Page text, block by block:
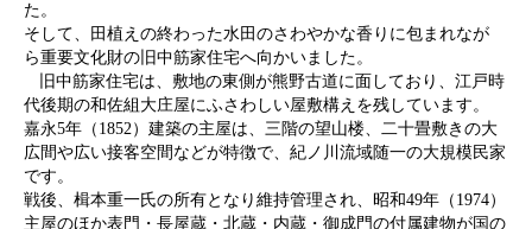
た。
そして、田植えの終わった水田のさわやかな香りに包まれなが
ら重要文化財の旧中筋家住宅へ向かいました。
旧中筋家住宅は、敷地の東側が熊野古道に面しており、江戸時
代後期の和佐組大庄屋にふさわしい屋敷構えを残しています。
嘉永5年（1852）建築の主屋は、三階の望山楼、二十畳敷きの大
広間や広い接客空間などが特徴で、紀ノ川流域随一の大規模民家
です。
戦後、楫本重一氏の所有となり維持管理され、昭和49年（1974）
主屋のほか表門・長屋蔵・北蔵・内蔵・御成門の付属建物が国の